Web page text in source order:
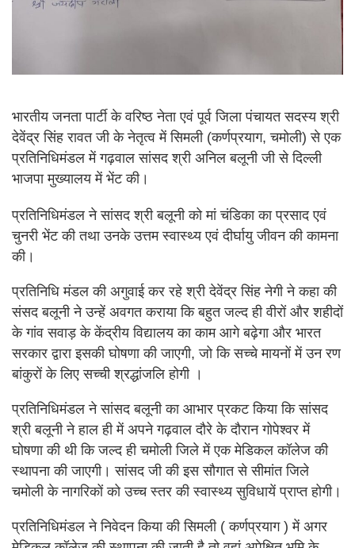
भारतीय जनता पार्टी के वरिष्ठ नेता एवं पूर्व जिला पंचायत सदस्य श्री
देवेंद्र सिंह रावत जी के नेतृत्व में सिमली (कर्णप्रयाग, चमोली) से एक
प्रतिनिधिमंडल में गढ़वाल सांसद श्री अनिल बलूनी जी से दिल्ली
भाजपा मुख्यालय में भेंट की।
प्रतिनिधिमंडल ने सांसद श्री बलूनी को मां चंडिका का प्रसाद एवं
चुनरी भेंट की तथा उनके उत्तम स्वास्थ्य एवं दीर्घायु जीवन की कामना
की।
प्रतिनिधि मंडल की अगुवाई कर रहे श्री देवेंद्र सिंह नेगी ने कहा की
संसद बलूनी ने उन्हें अवगत कराया कि बहुत जल्द ही वीरों और शहीदों
के गांव सवाड़ के केंद्रीय विद्यालय का काम आगे बढ़ेगा और भारत
सरकार द्वारा इसकी घोषणा की जाएगी, जो कि सच्चे मायनों में उन रण
बांकुरों के लिए सच्ची श्रद्धांजलि होगी ।
प्रतिनिधिमंडल ने सांसद बलूनी का आभार प्रकट किया कि सांसद
श्री बलूनी ने हाल ही में अपने गढ़वाल दौरे के दौरान गोपेश्वर में
घोषणा की थी कि जल्द ही चमोली जिले में एक मेडिकल कॉलेज की
स्थापना की जाएगी। सांसद जी की इस सौगात से सीमांत जिले
चमोली के नागरिकों को उच्च स्तर की स्वास्थ्य सुविधायें प्राप्त होगी।
प्रतिनिधिमंडल ने निवेदन किया की सिमली ( कर्णप्रयाग ) में अगर